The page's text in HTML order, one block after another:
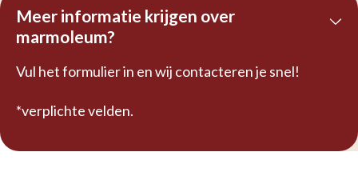
Meer informatie krijgen over
marmoleum?
Vul het formulier in en wij contacteren je snel!
*verplichte velden.